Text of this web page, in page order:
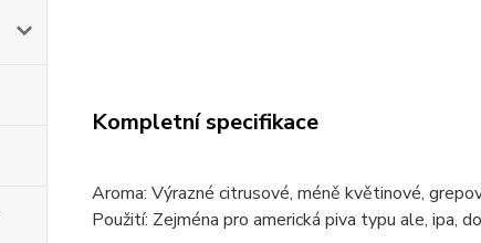
Kompletní specifikace
Aroma: Výrazné citrusové, méně květinové,
Použití: Zejména pro americká piva typu ale, ipa,